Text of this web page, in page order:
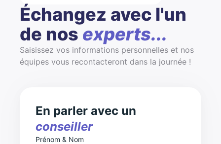
Échangez avec l'un
de nos experts...
Saisissez vos informations personnelles et nos
équipes vous recontacteront dans la journée !
En parler avec un
conseiller
Prénom & Nom